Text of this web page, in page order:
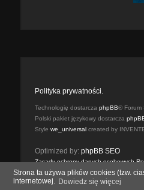
Strona ta używa plików cookies (tzw.
internetowej. Dowiedz się więcej
Polityka prywatności.
Technologię dostarcza phpBB® Forum
Polski pakiet językowy dostarcza
Style we_universalcreated by
Optimized by: phpBB SEO
Zasady ochrony danych osobowych